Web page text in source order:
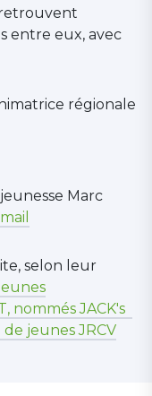
retrouvent
entre eux, avec
régionale
Marc
mail
selon leur
nommés JACK's
jeunes JRCV